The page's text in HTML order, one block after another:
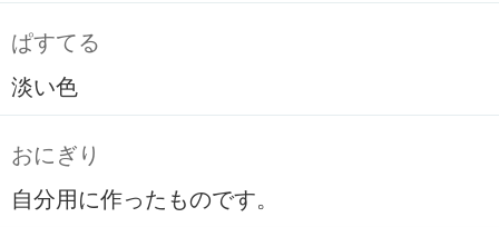
ぱすてる
淡い色
おにぎり
自分用に作ったものです。